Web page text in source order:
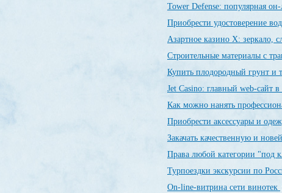
Tower Defense: популярная он-
Приобрести удостоверение
Азартное казино X: зеркало,
Строительные материалы с
Купить плодородный грунт и
Jet Сasino: главный web-сайт
Как можно нанять
Приобрести аксессуары и
Закачать качественную и
Права любой категории "под
Турпоездки экскурсии по
On-line-витрина сети винотек